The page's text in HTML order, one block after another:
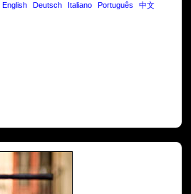
English Deutsch Italiano Português 中文